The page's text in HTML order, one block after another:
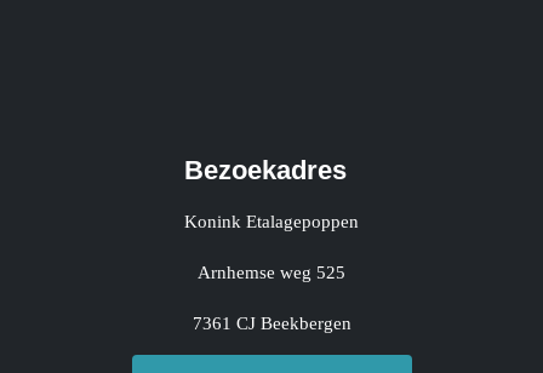
Bezoekadres
Konink Etalagepoppen
Arnhemse weg 525
7361 CJ Beekbergen